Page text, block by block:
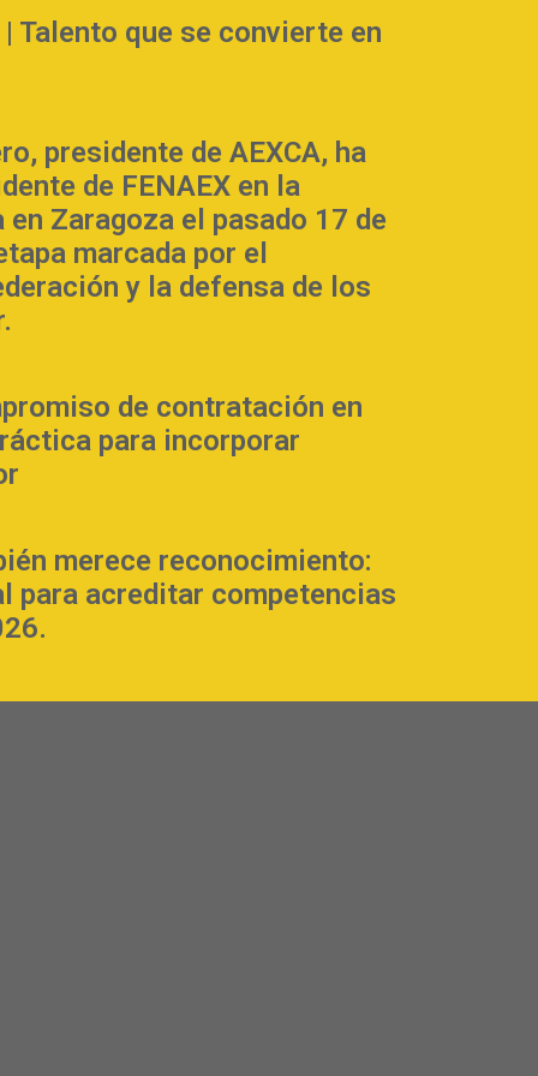
| Talento que se convierte en
presidente de AEXCA, ha
de FENAEX en la
Zaragoza el pasado 17 de
marcada por el
y la defensa de los
de contratación en
para incorporar
merece reconocimiento:
para acreditar competencias